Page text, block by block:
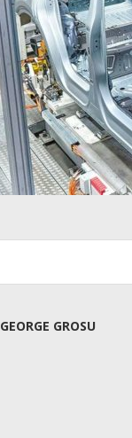
GEORGE GROSU